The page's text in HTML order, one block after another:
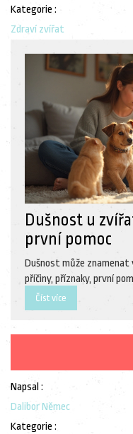
Kategorie :
Zdraví zvířat
Dušnost u
první pomoc
Dušnost může znamenat
příčiny, příznaky, první
Číst více
Napsal :
Dalibor Němec
Kategorie :